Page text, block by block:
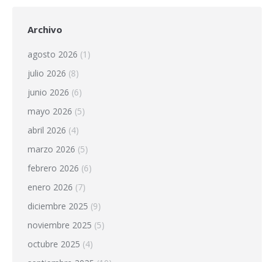
Archivo
agosto 2026 (1)
julio 2026 (8)
junio 2026 (6)
mayo 2026 (5)
abril 2026 (4)
marzo 2026 (5)
febrero 2026 (6)
enero 2026 (7)
diciembre 2025 (9)
noviembre 2025 (5)
octubre 2025 (4)